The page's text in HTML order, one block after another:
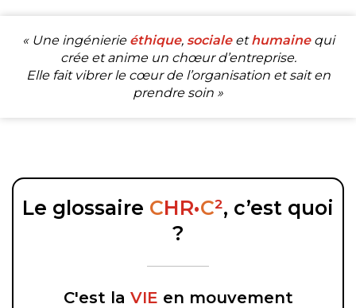
« Une ingénierie éthique, sociale ethumaine qui
crée et anime un chœur d’entreprise.
Elle fait vibrer le cœur de l’organisation et sait en
prendre soin »
Le glossaire CHR•C², c’est quoi
?
C'est la VIE en mouvement